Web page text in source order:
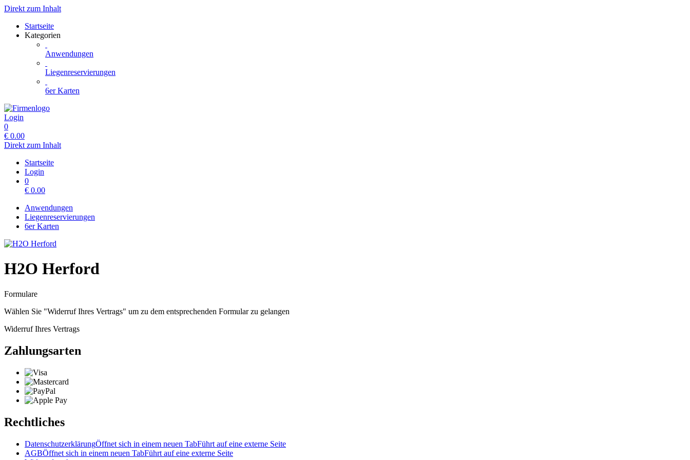
Direkt zum Inhalt
Startseite
Kategorien
Anwendungen
Liegenreservierungen
6er Karten
Login
0
€ 0.00
Direkt zum Inhalt
Startseite
Login
0
€ 0.00
Anwendungen
Liegenreservierungen
6er Karten
H2O Herford
Formulare
Wählen Sie "Widerruf Ihres Vertrags" um zu dem entsprechenden Formular zu gelangen
Widerruf Ihres Vertrags
Zahlungsarten
Rechtliches
DatenschutzerklärungÖffnet sich in einem neuen TabFührt auf eine externe Seite
AGBÖffnet sich in einem neuen TabFührt auf eine externe Seite